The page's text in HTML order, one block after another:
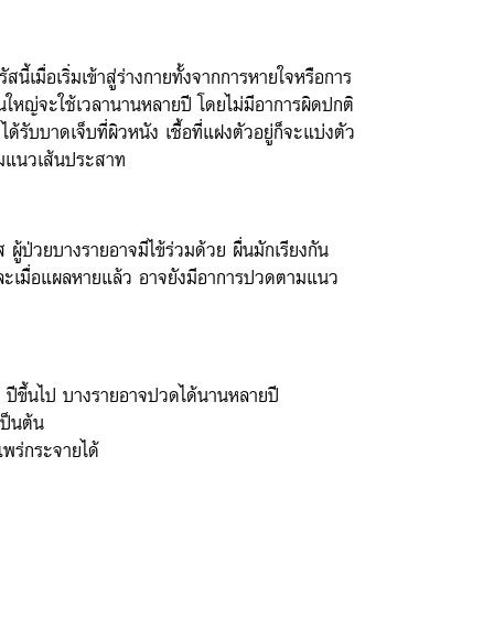
เมื่อเริ่มเข้าสู่ร่างกายทั้งจากการหายใจหรือการ
หญ่จะใช้เวลานานหลายปี โดยไม่มีอาการผิดปกติ
รับบาดเจ็บที่ผิวหนัง เชื้อที่แฝงตัวอยู่ก็จะแบ่งตัว
นวเส้นประสาท
วยบางรายอาจมีไข้ร่วมด้วย ผื่นมักเรียงกัน
เมื่อแผลหายแล้ว อาจยังมีอาการปวดตามแนว
นไป บางรายอาจปวดได้นานหลายปี
นต้น
ร่กระจายได้